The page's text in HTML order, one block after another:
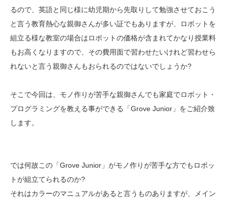
るので、英語と同じ様に幼児期から先取りして勉強させておこう
と言う教育熱心な親御さんが多い証でもありますが、ロボットを
組立る様な教室の場合はロボットの価格が含まれてかなり授業料
もお高くなりますので、その費用面で習わせたいけれど習わせら
れないと言う親御さんもおられるのではないでしょうか?
そこで今回は、モノ作りが苦手な親御さんでも家庭でロボット・
プログラミングを教える事ができる「Grove Junior」をご紹介致
します。
では何故この「Grove Junior」がモノ作りが苦手な方でもロボッ
トが組立てられるのか?
それはカラーのマニュアルがあると言うものありますが、メイン